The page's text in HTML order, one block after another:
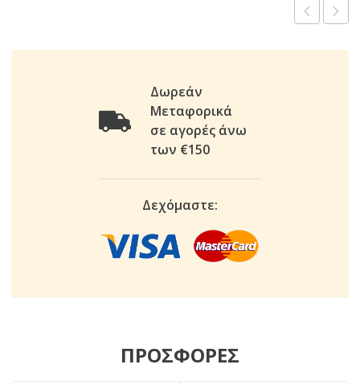
Δωρεάν
Μεταφορικά
σε αγορές άνω
των €150
Δεχόμαστε:
ΠΡΟΣΦΟΡΕΣ